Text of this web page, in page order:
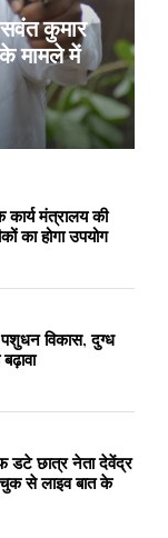
कुमार
के मामले में
मंत्रालय की
होगा उपयोग
विकास, दुग्ध
डटे छात्र नेता देवेंद्र
से लाइव बात के